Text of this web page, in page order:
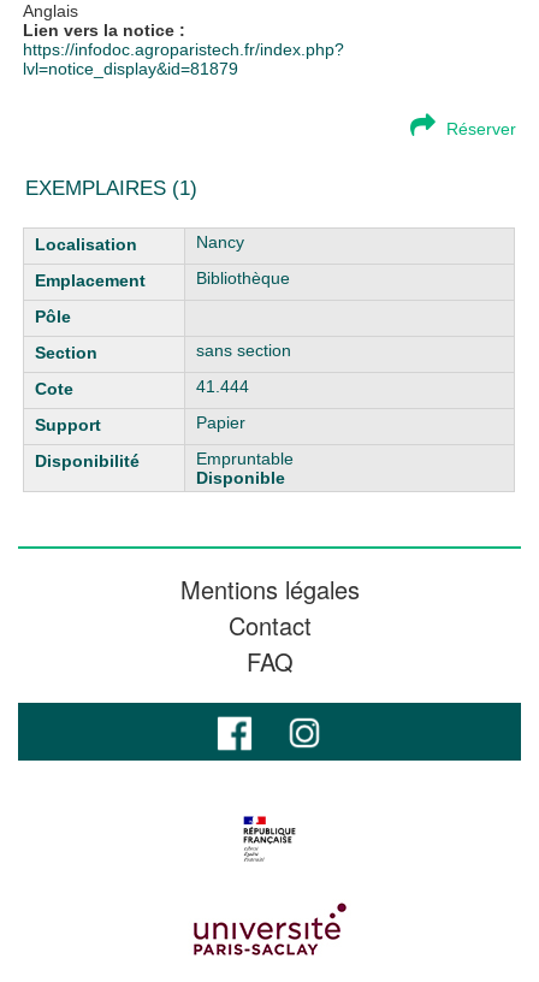
Anglais
Lien vers la notice :
https://infodoc.agroparistech.fr/index.php?
lvl=notice_display&id=81879
Réserver
EXEMPLAIRES (1)
Liste des exemplaires
Nancy
Bibliothèque
sans section
41.444
Papier
Empruntable
Disponible
Mentions légales
Contact
FAQ